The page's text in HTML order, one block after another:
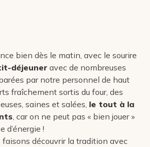
bien dès le matin, avec le sourire
déjeuneravec de nombreuses
par notre personnel de haut
fraîchement sortis du four, des
saines et salées, le tout à la
, car on ne peut pas « bien jouer »
d’énergie !
faisons découvrir la tradition avec